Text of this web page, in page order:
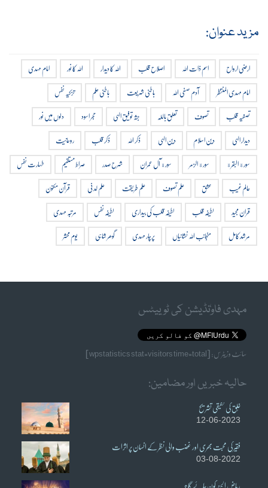
مزید عنوان:
ارضی ارواح اسم ذات اللہ اصلاح قلب اللہ کا دیدار اللہ کا نور
امام مہدی
امام مہدی المنتظر
آدم صفی اللہ باطنی شریعت باطنی علم
تزکیہ نفس
تصفیہ قلب
تصوف تعلق باللہ جثہ توفیق الہی حجر اسود
دلوں میں نور
دیدار الہی
دین اسلام دین الہی ذکر اللہ ذکر قلب
روحانیت
سورة البقرة
سورة الزمر سورة آل عمران شرح صدر صراط مستقیم
طہارت نفس
عالم غیب
عشق علم تصوف علم طریقت علم لدنی
قرآن مکنون
قران مجید
لطیفہ قلب لطیفہ قلب کی بیداری لطیفہ نفس
مرتبہ مہدی
مرشد کامل
منجانب اللہ نشانیاں پرچار مہدی گوھر شاہی یوم محشر
مہدی فاوٗنڈیشن کی ٹوییٹس
سائٹ وزیٹرس: [wpstatistics stat=visitors time=total]
حالیہ خبریں اور مضامین:
خُلق کی حقیقی تشریح
12-06-2023
فقیر کی محبت بھری اور غضب والی نظر کے انسان پر اثرات
03-08-2022